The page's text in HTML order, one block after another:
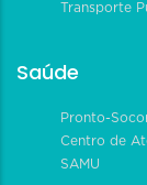
Transporte
Saúde
Pronto-
Centro de
SAMU